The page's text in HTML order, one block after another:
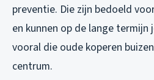
preventie. Die zijn bedoeld
en kunnen op de lange
vooral die oude koperen
centrum.